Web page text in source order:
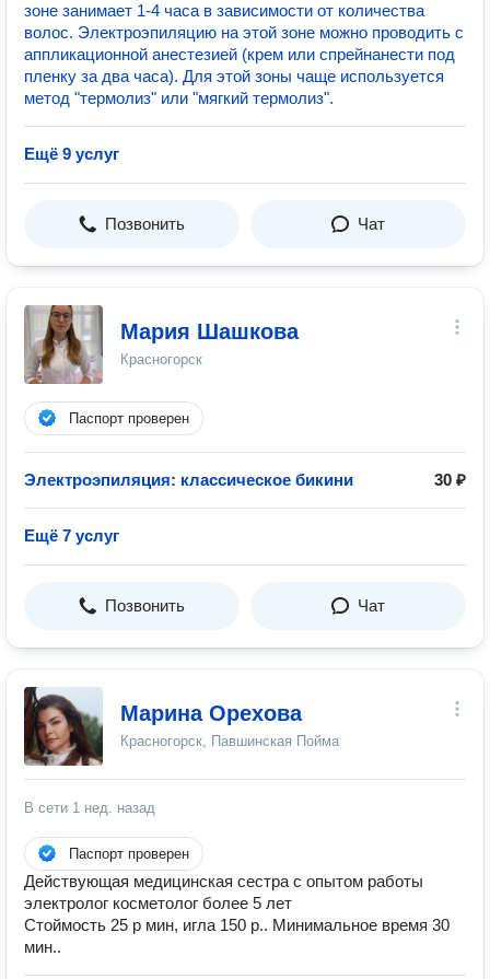
зоне занимает 1-4 часа в зависимости от количества
волос. Электроэпиляцию на этой зоне можно проводить с
аппликационной анестезией (крем или спрейнанести под
пленку за два часа). Для этой зоны чаще используется
метод "термолиз" или "мягкий термолиз".
Ещё 9 услуг
Позвонить Чат
Мария Шашкова
Красногорск
Паспорт проверен
Электроэпиляция: классическое бикини 30 ₽
Ещё 7 услуг
Позвонить Чат
Марина Орехова
Красногорск, Павшинская Пойма
В сети 1 нед. назад
Паспорт проверен
Действующая медицинская сестра с опытом работы
электролог косметолог более 5 лет
Стоймость 25 р мин, игла 150 р.. Минимальное время 30
мин..